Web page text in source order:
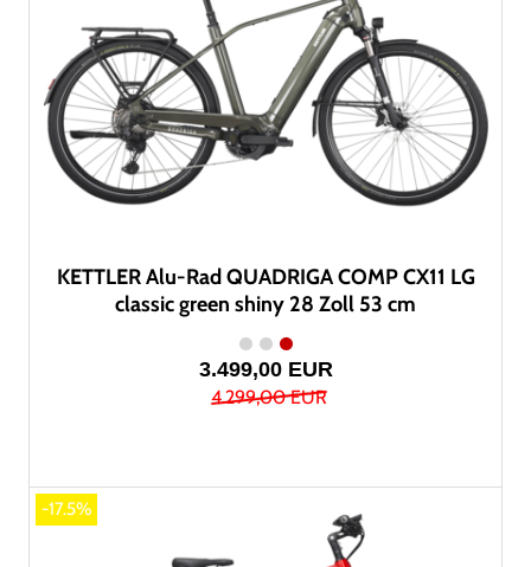
KETTLER Alu-Rad QUADRIGA COMP CX11 LG
classic green shiny 28 Zoll 53 cm
3.499,00 EUR
4.299,00 EUR
-17.5%